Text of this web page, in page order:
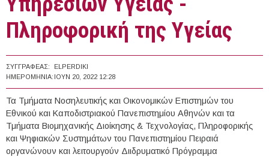
Πληροφορική της Υγείας
ΣΥΓΓΡΑΦΈΑΣ:
ELPERDIKI
ΗΜΕΡΟΜΗΝΊΑ: ΙΟΥΝ 20, 2022 12:28
Τα Τμήματα Νοσηλευτικής και Οικονομικών Επιστημών του
Εθνικού και Καποδιστριακού Πανεπιστημίου Αθηνών και τα
Τμήματα Βιομηχανικής Διοίκησης & Τεχνολογίας, Πληροφορικής
και Ψηφιακών Συστημάτων του Πανεπιστημίου Πειραιά
οργανώνουν και λειτουργούν Διιδρυματικό Πρόγραμμα